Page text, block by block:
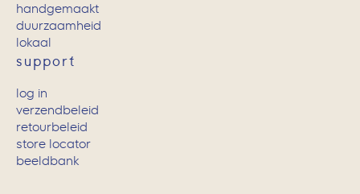
handgemaakt
duurzaamheid
lokaal
support
log in
verzendbeleid
retourbeleid
store locator
beeldbank